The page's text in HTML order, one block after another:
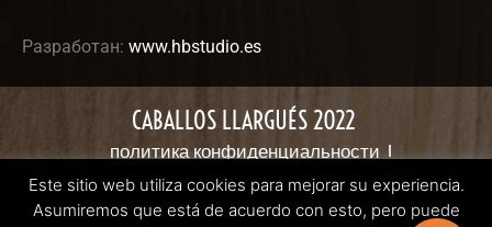
Разработан: www.hbstudio.es
CABALLOS LLARGUÉS 2022
политика конфиденциальности
Политика в отношении файлов cookie
Официальное уведомление
Условия продажи
Este sitio web utiliza cookies para mejorar su experiencia.
Asumiremos que está de acuerdo con esto, pero puede